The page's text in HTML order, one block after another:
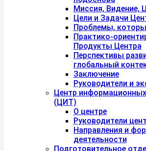
Миссия, Видение,
Цели и Задачи
Проблемы,
Практико-
Продукты Центра
Перспективы
глобальный
Заключение
Руководители и
Центр информационных
(ЦИТ)
О центре
Руководители
Направления и
деятельности
Подготовительное